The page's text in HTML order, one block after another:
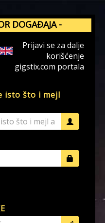
DOGAĐAJA -
Prijavi se za dalje
korišćenje
gigstix.com portala
isto što i mejl